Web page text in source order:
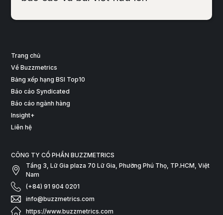
Trang chủ
Về Buzzmetrics
Bảng xếp hạng BSI Top10
Báo cáo Syndicated
Báo cáo ngành hàng
Insight+
Liên hệ
CÔNG TY CỔ PHẦN BUZZMETRICS
Tầng 3, Lữ Gia plaza 70 Lữ Gia, Phường Phú Thọ, TP.HCM, Việt
Nam
(+84) 91 904 0201
info@buzzmetrics.com
https://www.buzzmetrics.com